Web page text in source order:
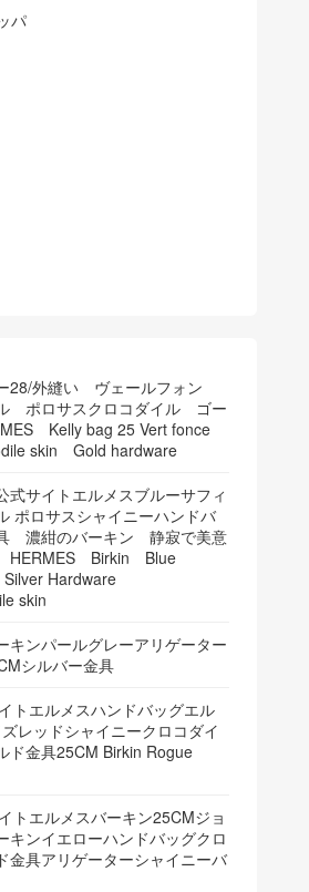
パ
28/外縫い ヴェールフォン
ポロサスクロコダイル ゴー
Kelly bag 25 Vert fonce
skin Gold hardware
式サイトエルメスブルーサフィ
ポロサスシャイニーハンドバ
濃紺のバーキン 静寂で美意
HERMES Birkin Blue
Hardware
skin
キンパールグレーアリゲーター
シルバー金具
トエルメスハンドバッグエル
レッドシャイニークロコダイ
ド金具25CM Birkin Rogue
トエルメスバーキン25CMジョ
キンイエローハンドバッグクロ
金具アリゲーターシャイニーバ